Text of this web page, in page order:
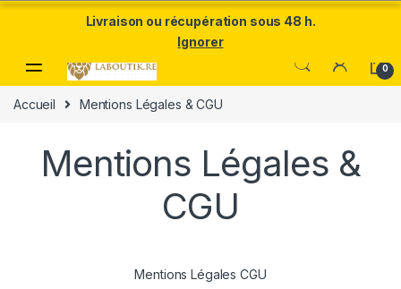
Un Père ULTRA exceptionnel mérite le meilleur.Offrez-lui la
puissance et l'élégance du Samsung Galaxy S25 Ultra à prix réduit.
0
Accueil Mentions Légales & CGU
Mentions Légales &
CGU
Mentions Légales CGU
Livraison ou récupération sous 48 h.
Ignorer